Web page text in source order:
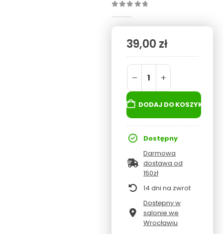
39,00 zł
DODAJ DO KOSZYKA
Dostępny
Darmowa
dostawa od
150zł
14 dni na zwrot
Dostępny w
salonie we
Wrocławiu